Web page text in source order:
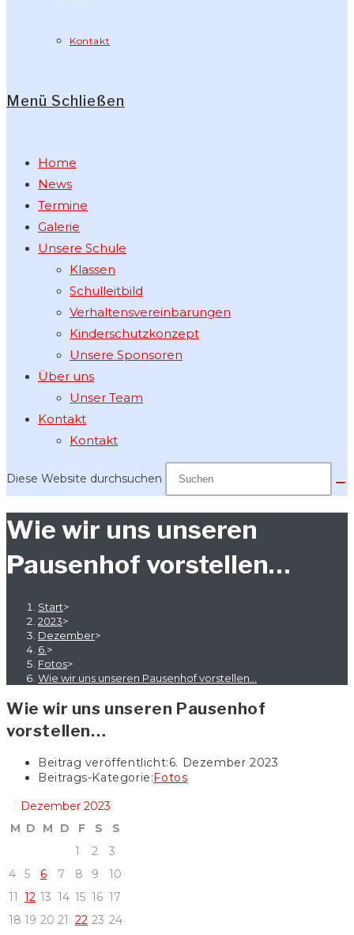
Kontakt
Menü Schließen
Home
News
Termine
Galerie
Unsere Schule
Klassen
Schulleitbild
Verhaltensvereinbarungen
Kinderschutzkonzept
Unsere Sponsoren
Über uns
Unser Team
Kontakt
Kontakt
Diese Website durchsuchen
Wie wir uns unseren
Pausenhof vorstellen…
Start>
2023>
Dezember>
6. >
Fotos>
Wie wir uns unseren Pausenhof vorstellen…
Wie wir uns unseren Pausenhof
vorstellen…
Beitrag veröffentlicht:6. Dezember 2023
Beitrags-Kategorie:Fotos
Dezember 2023
M D M D F S
S
1
2
3
4
5 6 7 8 9
10
11 12 13 14 15 16 17
18 19 20 21 22 23 24